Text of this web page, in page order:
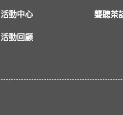
活動中心
活動回顧
聾聽茶